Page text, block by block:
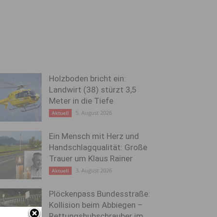
Holzboden bricht ein:
Landwirt (38) stürzt 3,5
Meter in die Tiefe
Aktuell 5. August 2026
Ein Mensch mit Herz und
Handschlagqualität: Große
Trauer um Klaus Rainer
Aktuell 3. August 2026
Plöckenpass Bundesstraße:
Kollision beim Abbiegen –